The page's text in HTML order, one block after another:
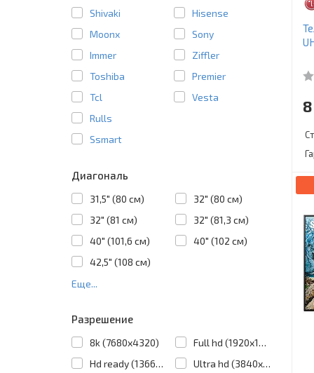
Shivaki
Hisense
Moonx
Sony
Immer
Ziffler
Toshiba
Premier
Tcl
Vesta
Rulls
Ssmart
Диагональ
31,5" (80 см)
32" (80 см)
32" (81 см)
32" (81,3 см)
40" (101,6 см)
40" (102 см)
42,5" (108 см)
Еще...
Разрешение
8k (7680x4320)
Full hd (1920x1080)
Hd ready (1366x768)
Ultra hd (3840x2160)